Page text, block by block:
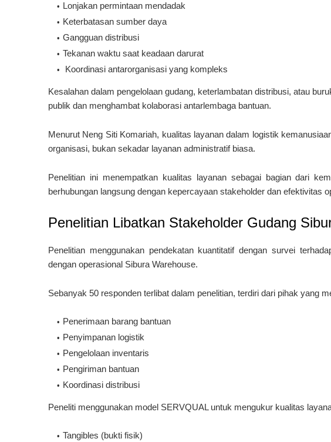
Lonjakan permintaan mendadak
Keterbatasan sumber daya
Gangguan distribusi
Tekanan waktu saat keadaan darurat
Koordinasi antarorganisasi yang kompleks
Kesalahan dalam pengelolaan gudang, keterlambatan distribusi, atau
publik dan menghambat kolaborasi antarlembaga bantuan.
Menurut Neng Siti Komariah, kualitas layanan dalam logistik
organisasi, bukan sekadar layanan administratif biasa.
Penelitian ini menempatkan kualitas layanan sebagai bagian dari
berhubungan langsung dengan kepercayaan stakeholder dan efektivitas
Penelitian Libatkan Stakeholder Gudang
Penelitian menggunakan pendekatan kuantitatif dengan survei
dengan operasional Sibura Warehouse.
Sebanyak 50 responden terlibat dalam penelitian, terdiri dari pihak yang
Penerimaan barang bantuan
Penyimpanan logistik
Pengelolaan inventaris
Pengiriman bantuan
Koordinasi distribusi
Peneliti menggunakan model SERVQUAL untuk mengukur kualitas
Tangibles (bukti fisik)